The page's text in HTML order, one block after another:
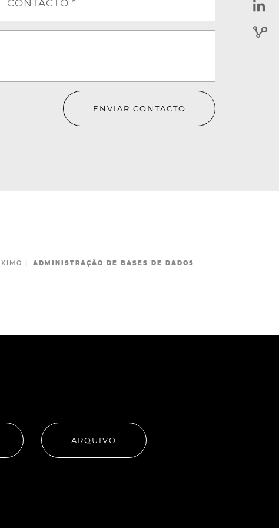
CONTACTO *
ENVIAR CONTACTO
| ADMINISTRAÇÃO DE BASES DE DADOS
ARQUIVO